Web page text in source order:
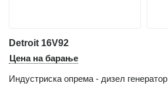
Detroit 16V92
Цена на барање
Индустриска опрема - дизел генератор